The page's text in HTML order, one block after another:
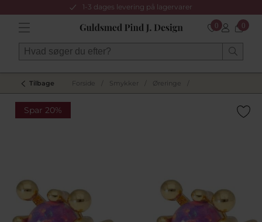
1-3 dages levering på lagervarer
0 0
Tilbage Forside Smykker Øreringe
Spar 20%